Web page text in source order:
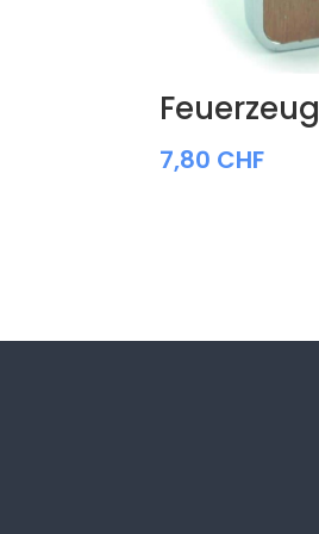
Feuerzeug
7,80 CHF